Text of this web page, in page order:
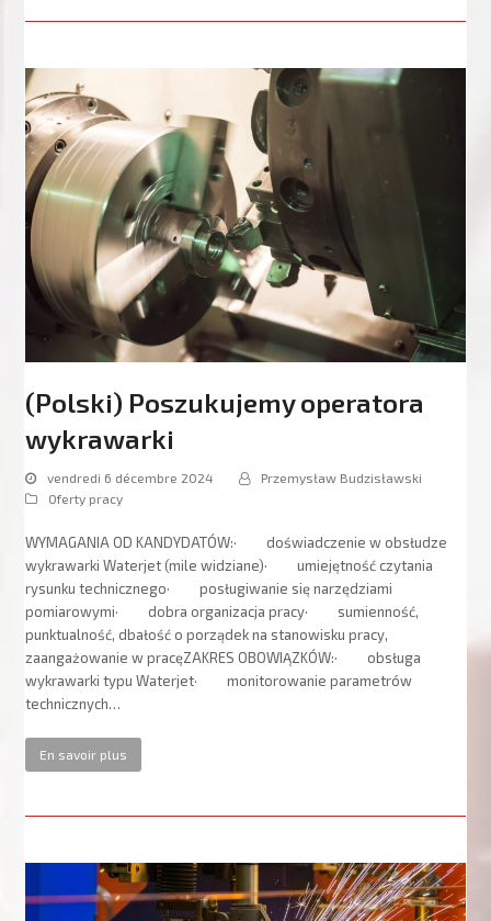
(Polski) Poszukujemy operatora
wykrawarki
vendredi 6 décembre 2024
Przemysław Budzisławski
Oferty pracy
WYMAGANIA OD KANDYDATÓW:· doświadczenie w obsłudze
wykrawarki Waterjet (mile widziane)· umiejętność czytania
rysunku technicznego· posługiwanie się narzędziami
pomiarowymi· dobra organizacja pracy· sumienność,
punktualność, dbałość o porządek na stanowisku pracy,
zaangażowanie w pracęZAKRES OBOWIĄZKÓW:· obsługa
wykrawarki typu Waterjet· monitorowanie parametrów
technicznych…
En savoir plus